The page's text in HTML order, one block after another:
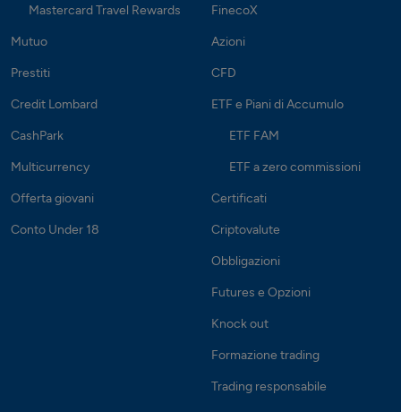
Mastercard Travel Rewards
Mutuo
Prestiti
Credit Lombard
CashPark
Multicurrency
Offerta giovani
Conto Under 18
FinecoX
Azioni
CFD
ETF e Piani di Accumulo
ETF FAM
ETF a zero commissioni
Certificati
Criptovalute
Obbligazioni
Futures e Opzioni
Knock out
Formazione trading
Trading responsabile